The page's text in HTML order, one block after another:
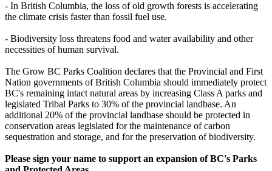
- In British Columbia, the loss of old growth forests is accelerating
the climate crisis faster than fossil fuel use.
- Biodiversity loss threatens food and water availability and other
necessities of human survival.
The Grow BC Parks Coalition declares that the Provincial and First
Nation governments of British Columbia should immediately protect
BC's remaining intact natural areas by increasing Class A parks and
legislated Tribal Parks to 30% of the provincial landbase. An
additional 20% of the provincial landbase should be protected in
conservation areas legislated for the maintenance of carbon
sequestration and storage, and for the preservation of biodiversity.
Please sign your name to support an expansion of BC's Parks